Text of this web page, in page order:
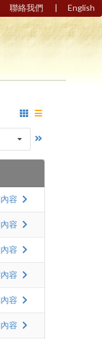
聯絡我們 | English
容
容
容
容
容
容